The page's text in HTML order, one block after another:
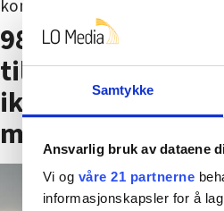
Samtykke
Ansvarlig bruk av dataene
Vi og våre 21 partnerne
informasjonskapsler for å
kommunesammenslåinger:
98 kommuner har
tillitsvalgt: – I
ikke forhandlet
medlemmene,